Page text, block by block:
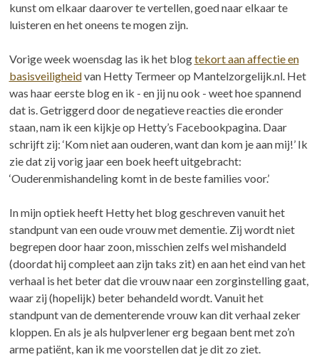
kunst om elkaar daarover te vertellen, goed naar elkaar te
luisteren en het oneens te mogen zijn.
Vorige week woensdag las ik het blogtekort aan affectie en
basisveiligheidvan Hetty Termeer op Mantelzorgelijk.nl. Het
was haar eerste blog en ik - en jij nu ook - weet hoe spannend
dat is. Getriggerd door de negatieve reacties die eronder
staan, nam ik een kijkje op Hetty’s Facebookpagina. Daar
schrijft zij: ‘Kom niet aan ouderen, want dan kom je aan mij!’ Ik
zie dat zij vorig jaar een boek heeft uitgebracht:
‘Ouderenmishandeling komt in de beste families voor.’
In mijn optiek heeft Hetty het blog geschreven vanuit het
standpunt van een oude vrouw met dementie. Zij wordt niet
begrepen door haar zoon, misschien zelfs wel mishandeld
(doordat hij compleet aan zijn taks zit) en aan het eind van het
verhaal is het beter dat die vrouw naar een zorginstelling gaat,
waar zij (hopelijk) beter behandeld wordt. Vanuit het
standpunt van de dementerende vrouw kan dit verhaal zeker
kloppen. En als je als hulpverlener erg begaan bent met zo’n
arme patiënt, kan ik me voorstellen dat je dit zo ziet.